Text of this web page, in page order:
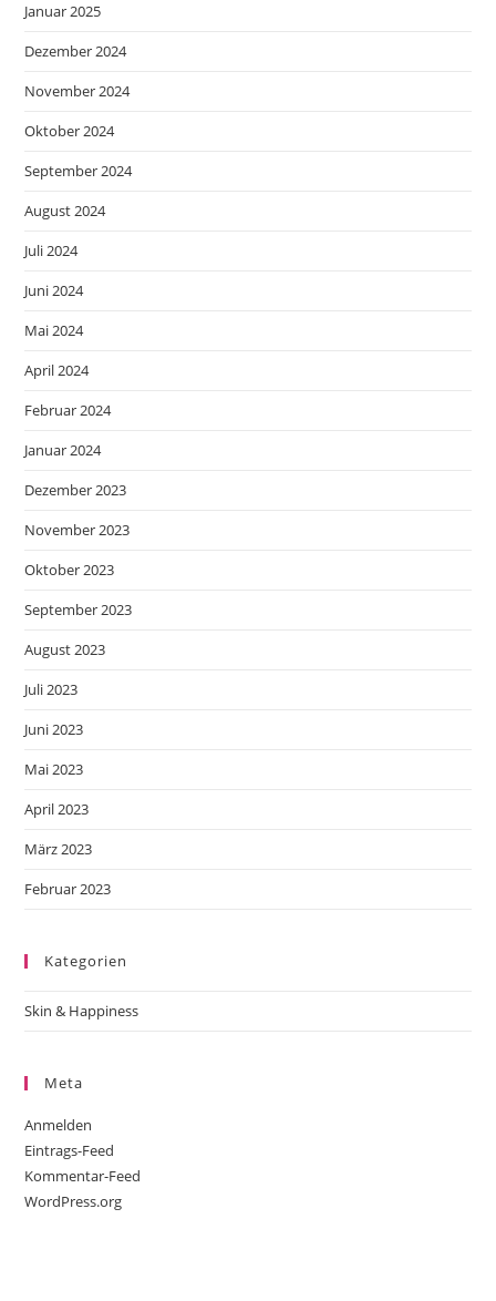
Januar 2025
Dezember 2024
November 2024
Oktober 2024
September 2024
August 2024
Juli 2024
Juni 2024
Mai 2024
April 2024
Februar 2024
Januar 2024
Dezember 2023
November 2023
Oktober 2023
September 2023
August 2023
Juli 2023
Juni 2023
Mai 2023
April 2023
März 2023
Februar 2023
Kategorien
Skin & Happiness
Meta
Anmelden
Eintrags-Feed
Kommentar-Feed
WordPress.org